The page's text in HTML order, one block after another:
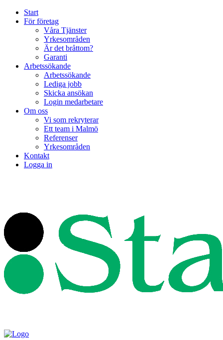
Start
För företag
Våra Tjänster
Yrkesområden
Är det bråttom?
Garanti
Arbetssökande
Arbetssökande
Lediga jobb
Skicka ansökan
Login medarbetare
Om oss
Vi som rekryterar
Ett team i Malmö
Referenser
Yrkesområden
Kontakt
Logga in